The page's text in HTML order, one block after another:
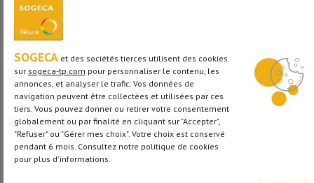
Connaissance approfondie des référentiels ISO 9001,
sécurité sur chantier.
Connaissance des techniques d’audit
Elaboration d’un plan d’action / objectifs à atteindre
Maîtrise des outils informatique adéquats
Esprit de synthèse et d’analyse
Leadership afin de fédérer ses collaborateurs pour
SOGECA et des sociétés tierces utilisent des cookies
sur sogeca-tp.com pour personnaliser le contenu, les
annonces, et analyser le trafic. Vos données de
navigation peuvent être collectées et utilisées par ces
tiers. Vous pouvez donner ou retirer votre consentement
globalement ou par finalité en cliquant sur "Accepter",
"Refuser" ou "Gérer mes choix". Votre choix est conservé
pendant 6 mois. Consultez notre politique de cookies
pour plus d'informations.